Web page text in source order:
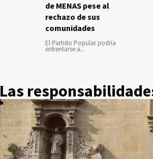
de MENAS pese al
rechazo de sus
comunidades
El Partido Popular podría
enfrentarse a...
Las